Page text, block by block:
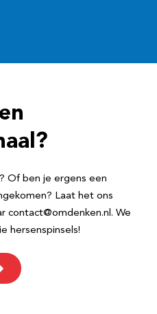
Of ben je ergens een
Laat het ons
contact@omdenken.nl. We
hersenspinsels!